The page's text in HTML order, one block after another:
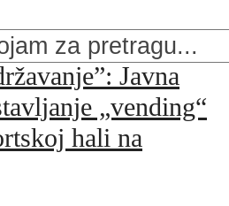
Javna
„vending“
hali na